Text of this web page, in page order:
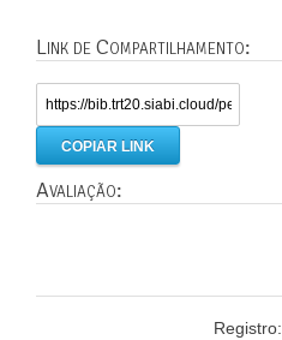
Link de Compartilhamento:
COPIAR LINK
Avaliação:
Registro: